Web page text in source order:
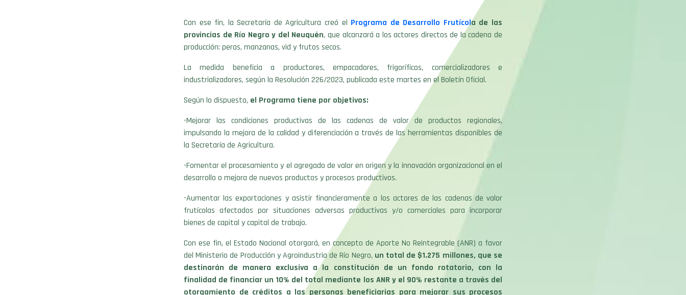
Con ese fin, la Secretaría de Agricultura creó el Programa de Desarrollo Frutícola de las
provincias de Río Negro y del Neuquén, que alcanzará a los actores directos de la cadena de
producción: peras, manzanas, vid y frutos secos.
La medida beneficia a productores, empacadores, frigoríficos, comercializadores e
industrializadores, según la Resolución 226/2023, publicada este martes en el Boletín Oficial.
Según lo dispuesto, el Programa tiene por objetivos:
-Mejorar las condiciones productivas de las cadenas de valor de productos regionales,
impulsando la mejora de la calidad y diferenciación a través de las herramientas disponibles de
la Secretaría de Agricultura.
-Fomentar el procesamiento y el agregado de valor en origen y la innovación organizacional en el
desarrollo o mejora de nuevos productos y procesos productivos.
-Aumentar las exportaciones y asistir financieramente a los actores de las cadenas de valor
frutícolas afectados por situaciones adversas productivas y/o comerciales para incorporar
bienes de capital y capital de trabajo.
Con ese fin, el Estado Nacional otorgará, en concepto de Aporte No Reintegrable (ANR) a favor
del Ministerio de Producción y Agroindustria de Río Negro, un total de $1.275 millones, que se
destinarán de manera exclusiva a la constitución de un fondo rotatorio, con la
finalidad de financiar un 10% del total mediante los ANR y el 90% restante a través del
otorgamiento de créditos a las personas beneficiarias para mejorar sus procesos